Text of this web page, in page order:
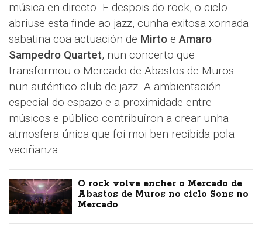
música en directo. E despois do rock, o ciclo
abriuse esta finde ao jazz, cunha exitosa xornada
sabatina coa actuación de Mirto eAmaro
Sampedro Quartet, nun concerto que
transformou o Mercado de Abastos de Muros
nun auténtico club de jazz. A ambientación
especial do espazo e a proximidade entre
músicos e público contribuíron a crear unha
atmosfera única que foi moi ben recibida pola
veciñanza.
O rock volve encher o Mercado de
Abastos de Muros no ciclo Sons no
Mercado